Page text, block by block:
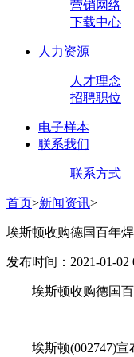
营销网络
下载中心
人力资源
人才理念
招聘职位
电子样本
联系我们
联系方式
首页>新闻资讯>
埃斯顿收购德国百年
发布时间：2021-01-
埃斯顿收购德国
埃斯顿(002747)